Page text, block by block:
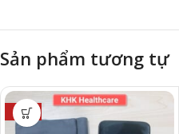
Sản phẩm tương tự
-13%